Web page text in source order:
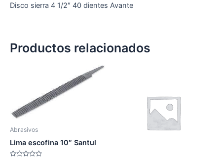
Disco sierra 4 1/2″ 40 dientes Avante
Productos relacionados
Abrasivos
Lima escofina 10″ Santul